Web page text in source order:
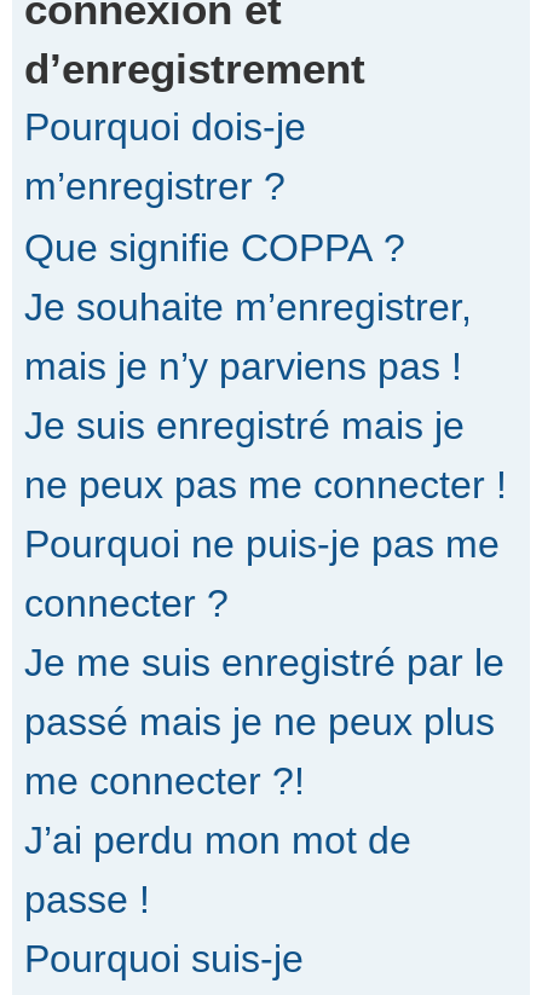
d’enregistrement
Pourquoi dois-je
m’enregistrer ?
Que signifie COPPA ?
Je souhaite m’enregistrer,
mais je n’y parviens pas !
Je suis enregistré mais je
ne peux pas me connecter !
Pourquoi ne puis-je pas me
connecter ?
Je me suis enregistré par le
passé mais je ne peux plus
me connecter ?!
J’ai perdu mon mot de
passe !
Pourquoi suis-je